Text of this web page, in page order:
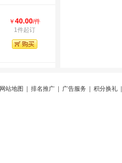
￥ 40.00/件
1件起订
网站地图 排名推广| 广告服务 积分换礼|